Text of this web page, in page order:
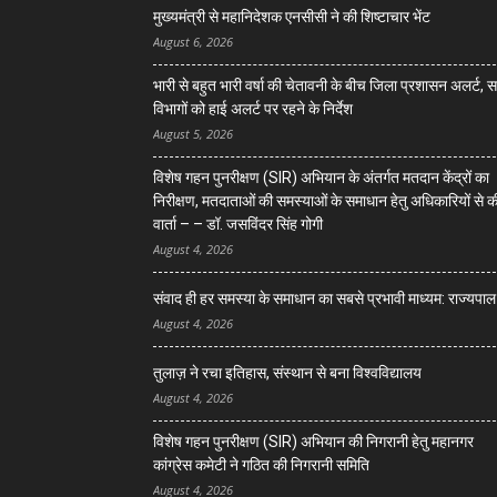
मुख्यमंत्री से महानिदेशक एनसीसी ने की शिष्टाचार भेंट
August 6, 2026
भारी से बहुत भारी वर्षा की चेतावनी के बीच जिला प्रशासन अलर्ट,
विभागों को हाई अलर्ट पर रहने के निर्देश
August 5, 2026
विशेष गहन पुनरीक्षण (SIR) अभियान के अंतर्गत मतदान केंद्रों का
निरीक्षण, मतदाताओं की समस्याओं के समाधान हेतु अधिकारियों से
वार्ता – – डॉ. जसविंदर सिंह गोगी
August 4, 2026
संवाद ही हर समस्या के समाधान का सबसे प्रभावी माध्यम: राज्यपाल
August 4, 2026
तुलाज़ ने रचा इतिहास, संस्थान से बना विश्वविद्यालय
August 4, 2026
विशेष गहन पुनरीक्षण (SIR) अभियान की निगरानी हेतु महानगर
कांग्रेस कमेटी ने गठित की निगरानी समिति
August 4, 2026